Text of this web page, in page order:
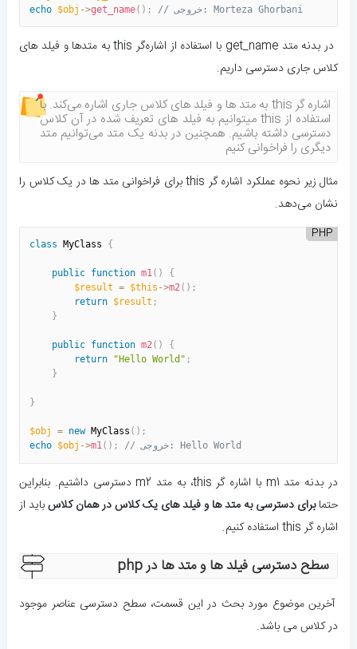
echo $obj ->get_name( ) ; // خروجی: Morteza Ghorbani
در بدنه متد get_name با استفاده از اشاره‌گر this به متدها و فیلد های
کلاس جاری دسترسی داریم.
اشاره گر this به متد ها و فیلد های کلاس جاری اشاره می‌کند. با
استفاده از this میتوانیم به فیلد های تعریف شده در آن کلاس
دسترسی داشته باشیم. همچنین در بدنه یک متد می‌توانیم متد
دیگری را فراخوانی کنیم
مثال زیر نحوه عملکرد اشاره گر this برای فراخوانی متد ها در یک کلاس را
نشان می‌دهد.
PHP
class MyClass {
public function m1( )
{
$result = $this ->m2( ) ;
return $result ;
}
public function m2( )
{
return
"Hello World" ;
}
}
$obj = new MyClass ( ) ;
echo $obj ->m1( ) ; // خروجی: Hello World
در بدنه متد m1 با اشاره گر this، به متد m2 دسترسی داشتیم. بنابراین
حتمابرای دسترسی به متد ها و فیلد های یک کلاس در همان کلاسباید از
اشاره گر this استفاده کنیم.
سطح دسترسی فیلد ها و متد ها در php
آخرین موضوع مورد بحث در این قسمت، سطح دسترسی عناصر موجود
در کلاس می باشد.